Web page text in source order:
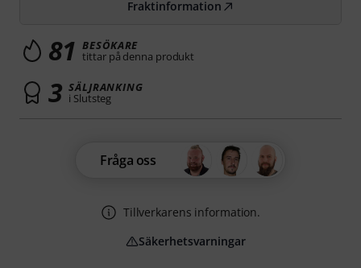
Fraktinformation
81 BESÖKARE
tittar på denna produkt
3 SÄLJRANKING
i Slutsteg
Fråga oss
Tillverkarens information.
Säkerhetsvarningar